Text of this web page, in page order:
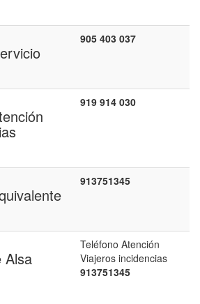
905 403 037
919 914 030
913751345
Alsa
Teléfono Atención
Viajeros incidencias
913751345